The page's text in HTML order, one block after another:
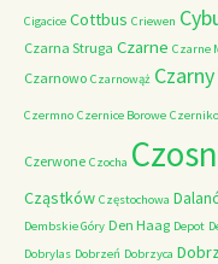
Cigacice Cottbus Criewen
Czarna Struga Czarne Czarne
Czarnowo Czarnowąż
Czermno Czernice Borowe
Czerwone Czocha
Cząstków Częstochowa
Dembskie Góry Den Haag Depot
Dobrylas Dobrzeń Dobrzyca